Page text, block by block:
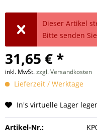
Dieser Artikel
Bitte senden
31,65 € *
inkl. MwSt.zzgl. Versandkosten
Lieferzeit / Werktage
In's virtuelle Lager
Artikel-Nr.: